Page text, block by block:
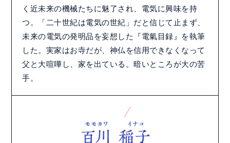
く近未来の機械たちに魅了され、電気に興味を持
つ。「二十世紀は電気の世紀」だと信じて止まず、
未来の電気の発明品を妄想した『電氣目録』を執筆
した。実家はお寺だが、神仏を信用できなくなって
父と大喧嘩し、家を出ている。暗いところが大の苦
手。